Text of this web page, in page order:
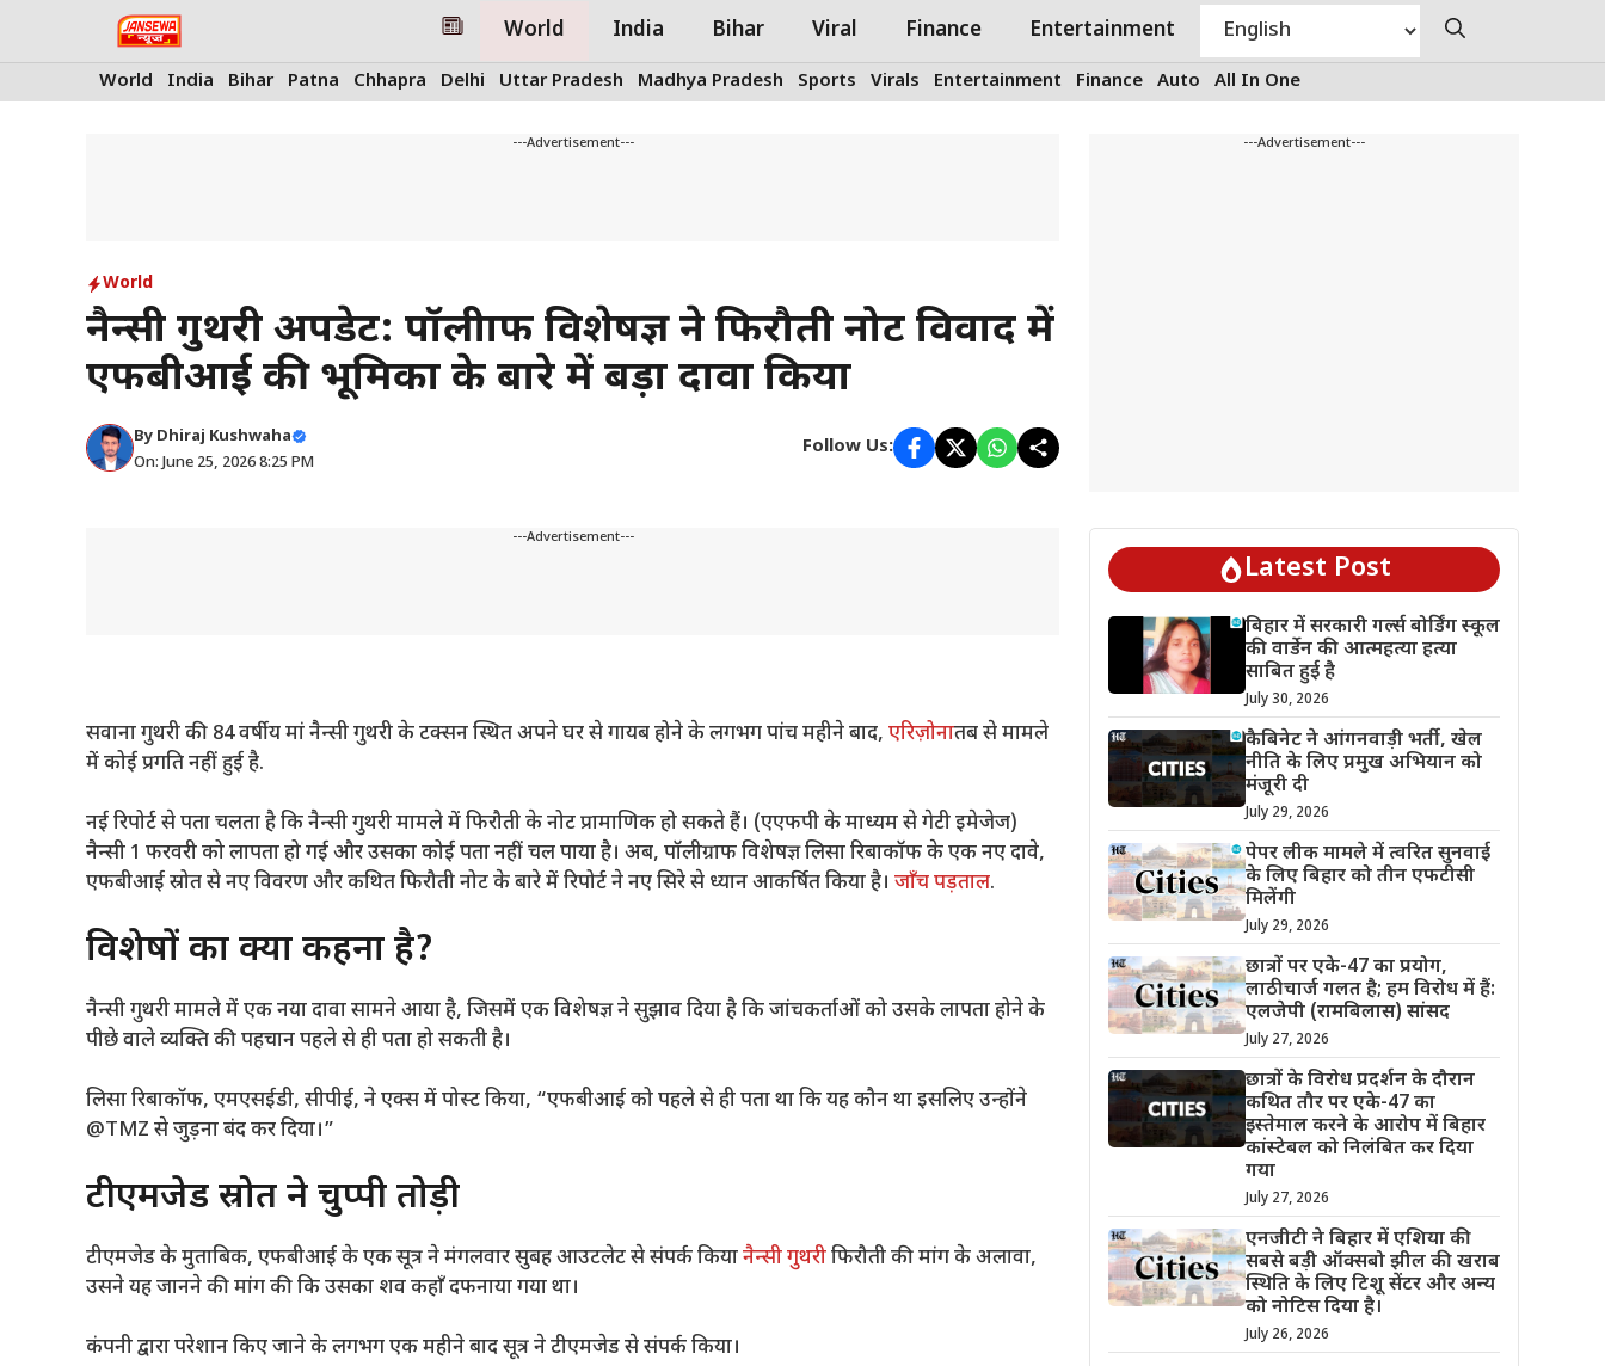
World India Bihar Viral Finance Entertainment
World India Bihar Patna Chhapra Delhi Uttar Pradesh Madhya Pradesh Sports Virals Entertainment Finance Auto All In One
---Advertisement---
World
नैन्सी गुथरी अपडेट: पॉलीग्राफ विशेषज्ञ ने फिरौती नोट विवाद में
एफबीआई की भूमिका के बारे में बड़ा दावा किया
By Dhiraj Kushwaha
On: June 25, 2026 8:25 PM
Follow Us:
---Advertisement---
सवाना गुथरी की 84 वर्षीय मां नैन्सी गुथरी के टक्सन स्थित अपने घर से गायब होने के लगभग पांच महीने बाद, एरिज़ोनातब से मामले
में कोई प्रगति नहीं हुई है.
नई रिपोर्ट से पता चलता है कि नैन्सी गुथरी मामले में फिरौती के नोट प्रामाणिक हो सकते हैं। (एएफपी के माध्यम से गेटी इमेजेज)
नैन्सी 1 फरवरी को लापता हो गई और उसका कोई पता नहीं चल पाया है। अब, पॉलीग्राफ विशेषज्ञ लिसा रिबाकॉफ के एक नए दावे,
एफबीआई स्रोत से नए विवरण और कथित फिरौती नोट के बारे में रिपोर्ट ने नए सिरे से ध्यान आकर्षित किया है। जाँच पड़ताल.
विशेषज्ञों का क्या कहना है?
नैन्सी गुथरी मामले में एक नया दावा सामने आया है, जिसमें एक विशेषज्ञ ने सुझाव दिया है कि जांचकर्ताओं को उसके लापता होने के
पीछे वाले व्यक्ति की पहचान पहले से ही पता हो सकती है।
लिसा रिबाकॉफ, एमएसईडी, सीपीई, ने एक्स में पोस्ट किया, “एफबीआई को पहले से ही पता था कि यह कौन था इसलिए उन्होंने
@TMZ से जुड़ना बंद कर दिया।”
टीएमजेड स्रोत ने चुप्पी तोड़ी
टीएमजेड के मुताबिक, एफबीआई के एक सूत्र ने मंगलवार सुबह आउटलेट से संपर्क कियानैन्सी गुथरीफिरौती की मांग के अलावा,
उसने यह जानने की मांग की कि उसका शव कहाँ दफनाया गया था।
कंपनी द्वारा परेशान किए जाने के लगभग एक महीने बाद सूत्र ने टीएमजेड से संपर्क किया।
---Advertisement---
Latest Post
बिहार में सरकारी गर्ल्स बोर्डिंग स्कूल
की वार्डेन की आत्महत्या हत्या
साबित हुई है
July 30, 2026
कैबिनेट ने आंगनवाड़ी भर्ती, खेल
नीति के लिए प्रमुख अभियान को
मंजूरी दी
July 29, 2026
पेपर लीक मामले में त्वरित सुनवाई
के लिए बिहार को तीन एफटीसी
मिलेंगी
July 29, 2026
छात्रों पर एके-47 का प्रयोग,
लाठीचार्ज गलत है; हम विरोध में हैं:
एलजेपी (रामबिलास) सांसद
July 27, 2026
छात्रों के विरोध प्रदर्शन के दौरान
कथित तौर पर एके-47 का
इस्तेमाल करने के आरोप में बिहार
कांस्टेबल को निलंबित कर दिया
गया
July 27, 2026
एनजीटी ने बिहार में एशिया की
सबसे बड़ी ऑक्सबो झील की खराब
स्थिति के लिए टिशू सेंटर और अन्य
को नोटिस दिया है।
July 26, 2026